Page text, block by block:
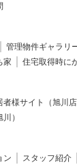
管理物件ギャラリ
家 住宅取得時に
者様サイト（旭川店
）
ン スタッフ紹介